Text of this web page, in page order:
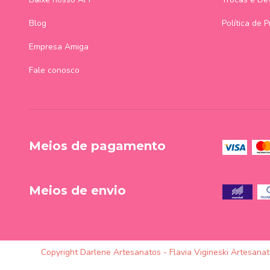
Blog
Empresa Amiga
Fale conosco
Política de
Meios de pagamento
Meios de envio
Copyright Darlene Artesanatos - Flavia Vigineski